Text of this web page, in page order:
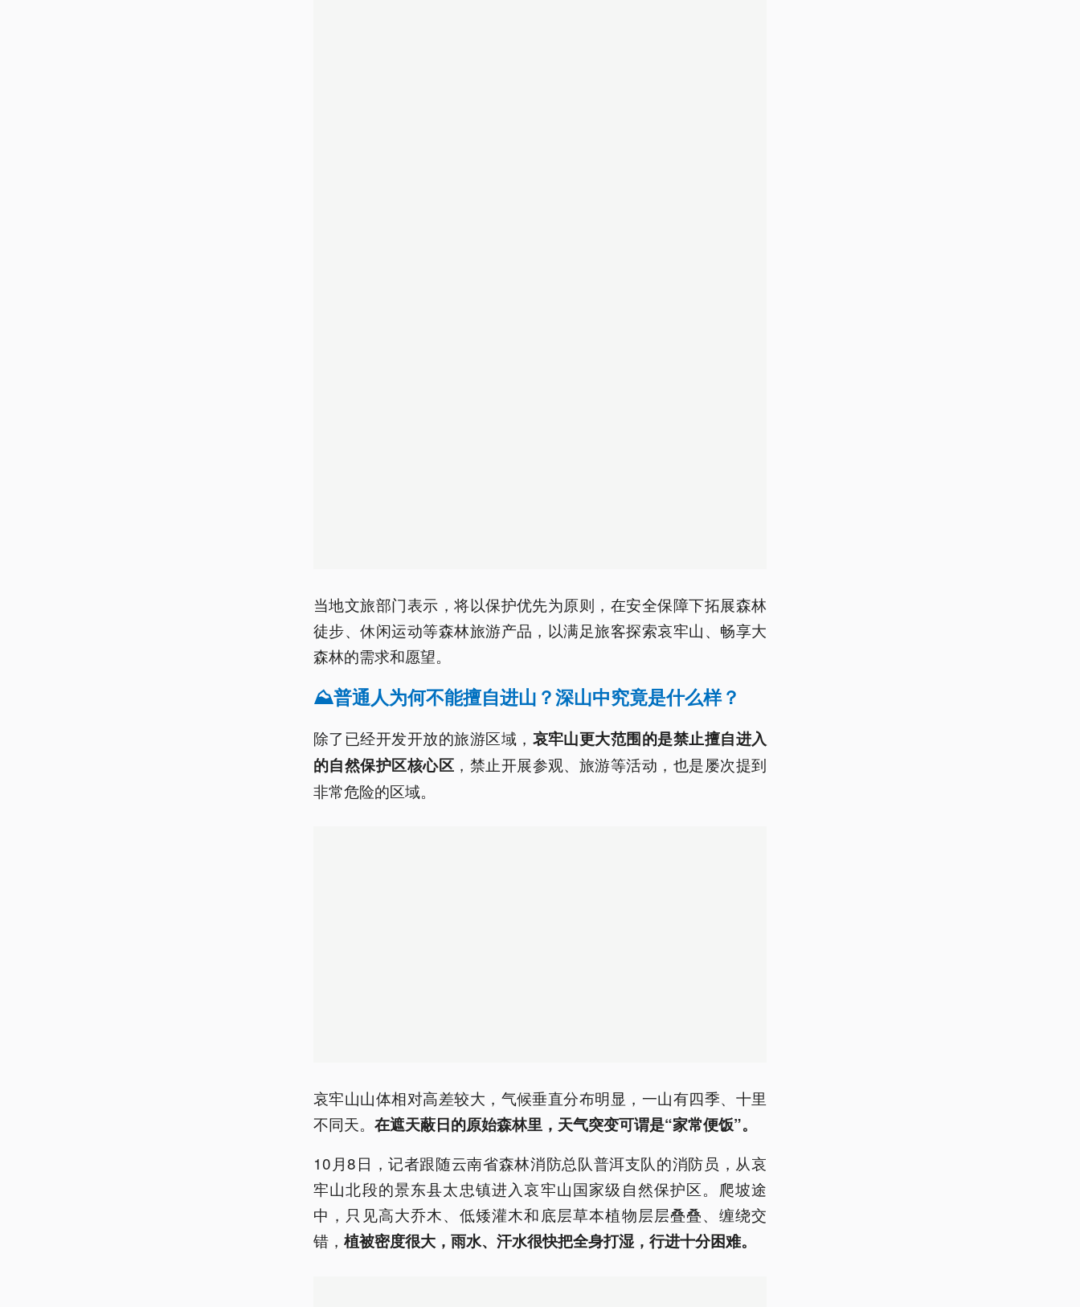
当地文旅部门表示，将以保护优先为原则，在安全保障下拓展森林
徒步、休闲运动等森林旅游产品，以满足旅客探索哀牢山、畅享大
森林的需求和愿望。
⛰️普通人为何不能擅自进山？深山中究竟是什么样？
除了已经开发开放的旅游区域， 哀牢山更大范围的是禁止擅自进入
的自然保护区核心区 ，禁止开展参观、旅游等活动，也是屡次提到
非常危险的区域。
哀牢山山体相对高差较大，气候垂直分布明显，一山有四季、十里
不同天。 在遮天蔽日的原始森林里，天气突变可谓是“家常便饭”。
10月8日，记者跟随云南省森林消防总队普洱支队的消防员，从哀
牢山北段的景东县太忠镇进入哀牢山国家级自然保护区。爬坡途
中，只见高大乔木、低矮灌木和底层草本植物层层叠叠、缠绕交
错， 植被密度很大，雨水、汗水很快把全身打湿，行进十分困难。